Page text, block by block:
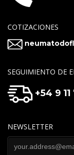
COTIZACIONES
SEGUIMIENTO DE
+54 9
NEWSLETTER